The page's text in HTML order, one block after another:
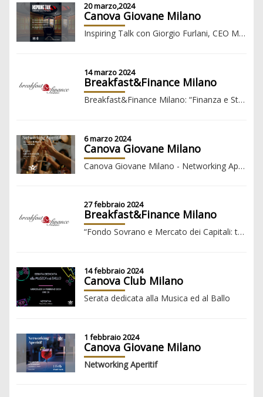
20 marzo,2024
Canova Giovane Milano
Inspiring Talk con Giorgio Furlani, CEO Milan e Lamberto Siega, Digital & Media Director Milan
14 marzo 2024
Breakfast&Finance Milano
Breakfast&Finance Milano: “Finanza e Start-up: Sostenere l'Innovazione attraverso gli Investimenti”
6 marzo 2024
Canova Giovane Milano
Canova Giovane Milano - Networking Aperitif
27 febbraio 2024
Breakfast&Finance Milano
“Fondo Sovrano e Mercato dei Capitali: tra mito, fiction e realtà”
14 febbraio 2024
Canova Club Milano
Serata dedicata alla Musica ed al Ballo
1 febbraio 2024
Canova Giovane Milano
Networking Aperitif